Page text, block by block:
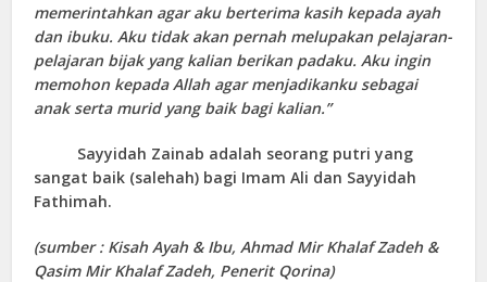
memerintahkan agar aku berterima kasih kepada ayah
dan ibuku. Aku tidak akan pernah melupakan pelajaran-
pelajaran bijak yang kalian berikan padaku. Aku ingin
memohon kepada Allah agar menjadikanku sebagai
anak serta murid yang baik bagi kalian.”
Sayyidah Zainab adalah seorang putri yang
sangat baik (salehah) bagi Imam Ali dan Sayyidah
Fathimah.
(sumber : Kisah Ayah & Ibu, Ahmad Mir Khalaf Zadeh &
Qasim Mir Khalaf Zadeh, Penerit Qorina)